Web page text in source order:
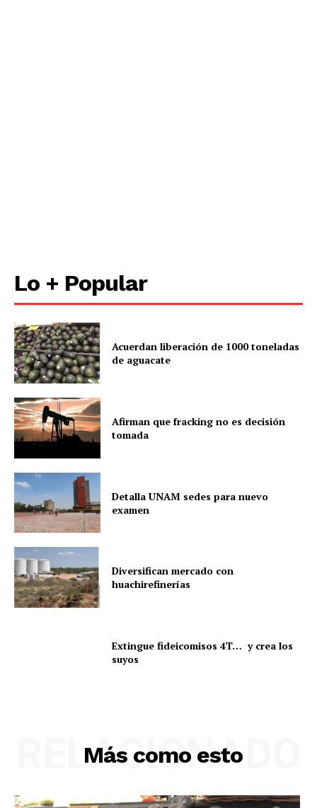
Lo + Popular
Acuerdan liberación de 1000 toneladas
de aguacate
Afirman que fracking no es decisión
tomada
Detalla UNAM sedes para nuevo
examen
Diversifican mercado con
huachirefinerías
Extingue fideicomisos 4T… y crea los
suyos
Más como esto
RELACIONADO